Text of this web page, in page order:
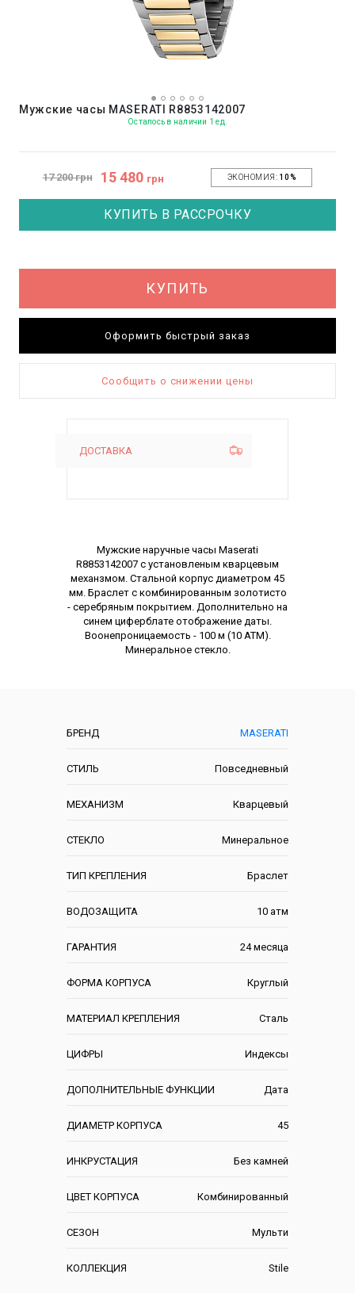
Мужские часы MASERATI R8853142007
Осталось в наличии 1 ед.
17 200 грн 15 480 грн ЭКОНОМИЯ: 10%
КУПИТЬ В РАССРОЧКУ
КУПИТЬ
Оформить быстрый заказ
Сообщить о снижении цены
ДОСТАВКА
БРЕНД MASERATI
СТИЛЬ Повседневный
МЕХАНИЗМ Кварцевый
СТЕКЛО Минеральное
ТИП КРЕПЛЕНИЯ Браслет
ВОДОЗАЩИТА 10 атм
ГАРАНТИЯ 24 месяца
ФОРМА КОРПУСА Круглый
МАТЕРИАЛ КРЕПЛЕНИЯ Сталь
ЦИФРЫ Индексы
ДОПОЛНИТЕЛЬНЫЕ ФУНКЦИИ Дата
ДИАМЕТР КОРПУСА 45
ИНКРУСТАЦИЯ Без камней
ЦВЕТ КОРПУСА Комбинированный
СЕЗОН Мульти
КОЛЛЕКЦИЯ Stile
Описание
Мужские наручные часы Maserati
R8853142007 c установленым кварцевым
механзмом. Стальной корпус диаметром 45
мм. Браслет с комбинированным золотисто
- серебряным покрытием. Дополнительно на
синем циферблате отображение даты.
Воонепроницаемость - 100 м (10 АТМ).
Минеральное стекло.